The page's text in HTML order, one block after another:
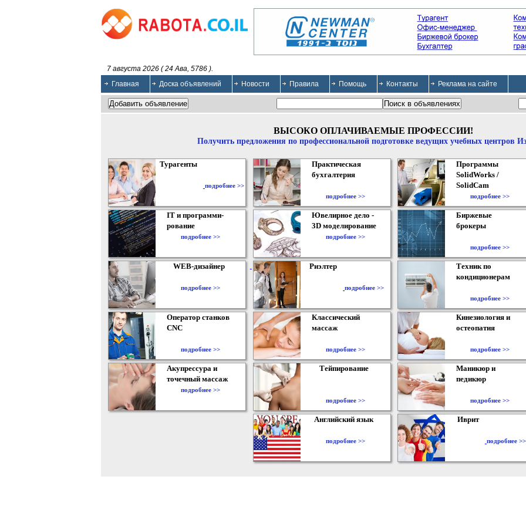
7 августа 2026 ( 24 Ава, 5786 ).
Главная
Доска объявлений Новости Правила Помощь Контакты Реклама на сайте
ВЫСОКО ОПЛАЧИВАЕМЫЕ ПРОФЕССИИ!
Получить предложения по профессиональной подготовке ведущих учебных центров
Турагенты
подробнее >>
Практическая
бухгалтерия
подробнее >>
Программы
SolidWorks /
SolidCam
подробнее >>
IT и программи-
рование
подробнее >>
Ювелирное дело -
3D моделирование
подробнее >>
Биржевые
брокеры
подробнее >>
WEB-дизайнер
подробнее >>
Риэлтер
подробнее >>
Техник по
кондиционерам
подробнее >>
Оператор станков
CNC
подробнее >>
Классический
массаж
подробнее >>
Кинезиология и
остеопатия
подробнее >>
Акупрессура и
точечный массаж
подробнее >>
Тейпирование
подробнее >>
Маникюр и
педикюр
подробнее >>
Английский язык
подробнее >>
Иврит
подробнее >>